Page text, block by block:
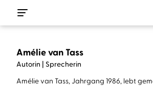
Amélie van Tass
Autorin | Sprecherin
Amélie van Tass, Jahrgang 1986, lebt